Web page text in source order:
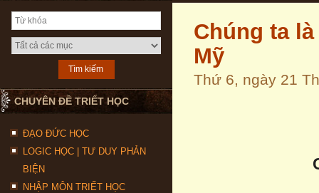
CHUYÊN ĐỀ TRIẾT HỌC
ĐẠO ĐỨC HỌC
LOGIC HỌC | TƯ DUY PHẢN
BIỆN
NHẬP MÔN TRIẾT HỌC
Chúng ta
Mỹ
Thứ 6, ngày 21